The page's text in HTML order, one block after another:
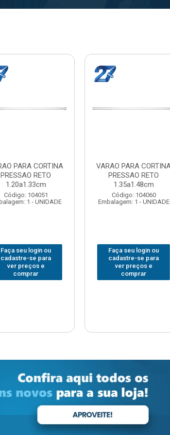
PARA CORTINA
PRESSAO RETO
1.50a1.63cm
Código: 104078
1 - UNIDADE
Faça seu login ou
cadastre-se para
ver preços e
comprar
VARAL PARA TETO
MAXEB ACO 1.40m
Código: 104086
Embalagem: 1 - UNIDADE
Faça seu login ou
cadastre-se para
ver preços e
comprar